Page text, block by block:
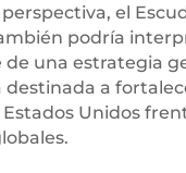
el
podría
una estrategia
destinada a
Unidos